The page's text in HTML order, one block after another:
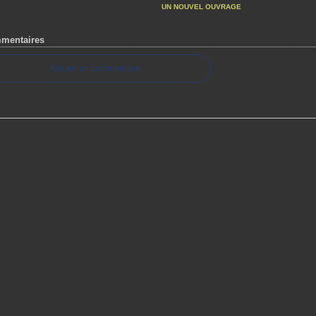
UN NOUVEL OUVRAGE
Ajouter un commentaire